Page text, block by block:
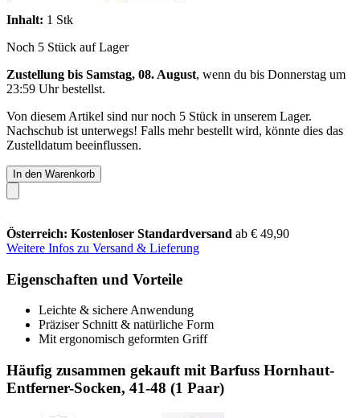
Inhalt: 1 Stk
Noch 5 Stück auf Lager
Zustellung bis Samstag, 08. August, wenn du bis Donnerstag um
23:59 Uhrbestellst.
Von diesem Artikel sind nur noch 5 Stück in unserem Lager.
Nachschub ist unterwegs! Falls mehr bestellt wird, könnte dies das
Zustelldatum beeinflussen.
In den Warenkorb
Österreich: Kostenloser Standardversand ab € 49,90
Weitere Infos zu Versand & Lieferung
Eigenschaften und Vorteile
Leichte & sichere Anwendung
Präziser Schnitt & natürliche Form
Mit ergonomisch geformten Griff
Häufig zusammen gekauft mit Barfuss Hornhaut-
Entferner-Socken, 41-48 (1 Paar)